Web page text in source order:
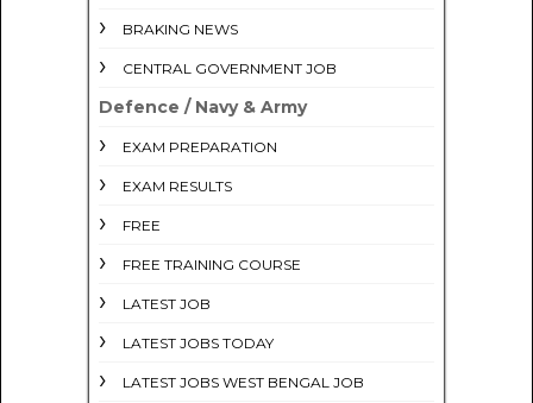
BRAKING NEWS
CENTRAL GOVERNMENT JOB
Defence / Navy & Army
EXAM PREPARATION
EXAM RESULTS
FREE
FREE TRAINING COURSE
LATEST JOB
LATEST JOBS TODAY
LATEST JOBS WEST BENGAL JOB